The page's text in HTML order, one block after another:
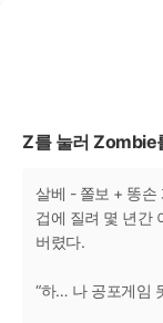
Z를 눌러 Zombie
살베 - 쫄보 + 똥손
겁에 질려 몇 년간
버렸다.
“하… 나 공포게임